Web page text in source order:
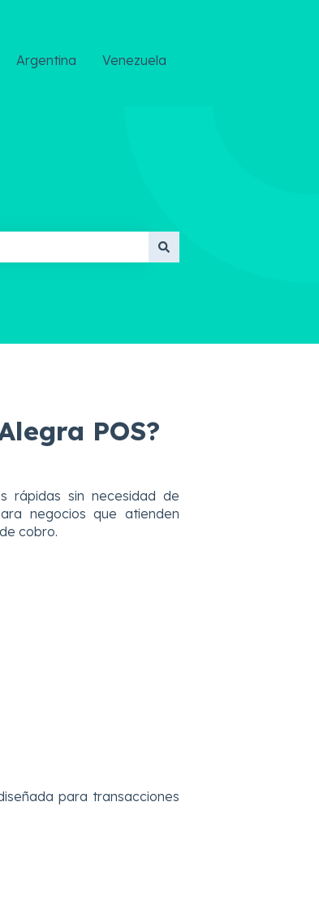
Argentina Venezuela
POS?
rápidas sin necesidad de
negocios que atienden
cobro.
para transacciones